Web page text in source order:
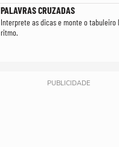
PALAVRAS CRUZADAS
Interprete as dicas e monte o tabuleiro
ritmo.
PUBLICIDADE